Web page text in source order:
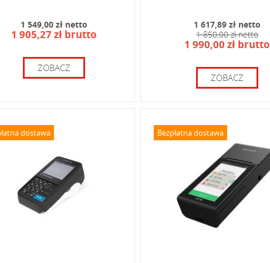
1 549,00 zł netto
1 905,27 zł brutto
ZOBACZ
1 617,89 zł netto
1 850,00 zł netto
1 990,00 zł brutto
ZOBACZ
dostawa Bezpłatna dostawa